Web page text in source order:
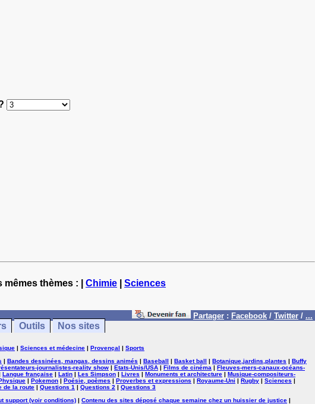
thèmes : | Chimie
Sciences
Partager : Facebook / Twitter / ...
Outils Nos sites
| Sciences et médecine | Provençal | Sports
| Bandes dessinées, mangas, dessins animés | Baseball | Basket ball | Botanique,jardins,plantes | Buffy
journalistes-reality show | Etats-Unis/USA | Films de cinéma | Fleuves-mers-canaux-océans-
Langue française | Latin | Les Simpson | Livres | Monuments et architecture | Musique-compositeurs-
| Pokemon | Poésie, poèmes | Proverbes et expressions | Royaume-Uni | Rugby | Sciences |
de la route | Questions 1 | Questions 2 | Questions 3
support (voir conditions) | Contenu des sites déposé chaque semaine chez un huissier de justice |